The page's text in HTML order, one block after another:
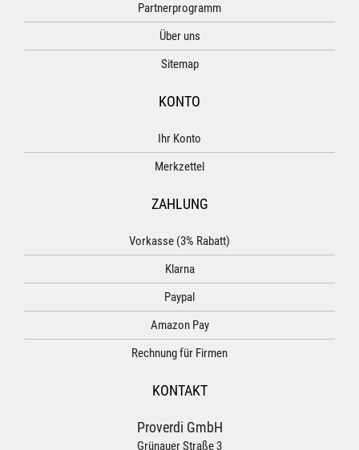
Partnerprogramm
Über uns
Sitemap
KONTO
Ihr Konto
Merkzettel
ZAHLUNG
Vorkasse (3% Rabatt)
Klarna
Paypal
Amazon Pay
Rechnung für Firmen
KONTAKT
Proverdi GmbH
Grünauer Straße 3